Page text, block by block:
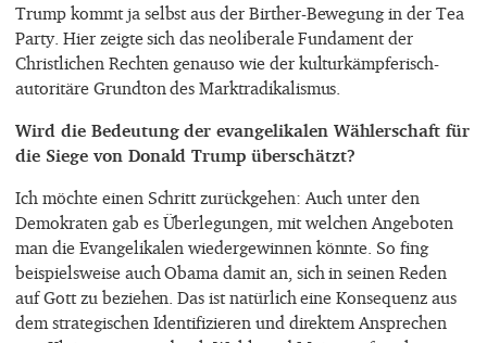
Trump kommt ja selbst aus der Birther-Bewegung in der Tea
Party. Hier zeigte sich das neoliberale Fundament der
Christlichen Rechten genauso wie der kulturkämpferisch-
autoritäre Grundton des Marktradikalismus.
Wird die Bedeutung der evangelikalen Wählerschaft für
die Siege von Donald Trump überschätzt?
Ich möchte einen Schritt zurückgehen: Auch unter den
Demokraten gab es Überlegungen, mit welchen Angeboten
man die Evangelikalen wiedergewinnen könnte. So fing
beispielsweise auch Obama damit an, sich in seinen Reden
auf Gott zu beziehen. Das ist natürlich eine Konsequenz aus
dem strategischen Identifizieren und direktem Ansprechen